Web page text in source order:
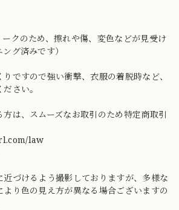
クのため、擦れや傷、変色などが見受け
グ済みです）
ですので強い衝撃、衣服の着脱時など、
さい。
は、スムーズなお取引のため特定商取引
law
づけるよう撮影しておりますが、多様な
り色の見え方が異なる場合ございますの